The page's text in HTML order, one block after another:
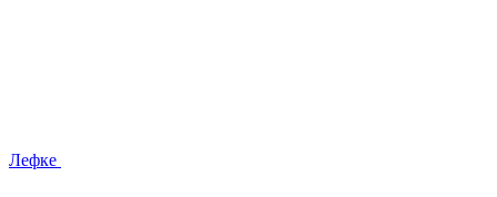
Лефке